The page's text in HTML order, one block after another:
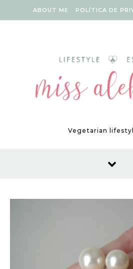
ABOUT ME POLÍTICA DE
Vegetarian